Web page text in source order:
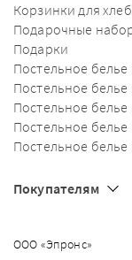
Корзинки для
Подарочные
Подарки
Постельное белье
Постельное белье
Постельное белье
Постельное белье
Постельное белье
Покупателям
ООО «Эпронс»